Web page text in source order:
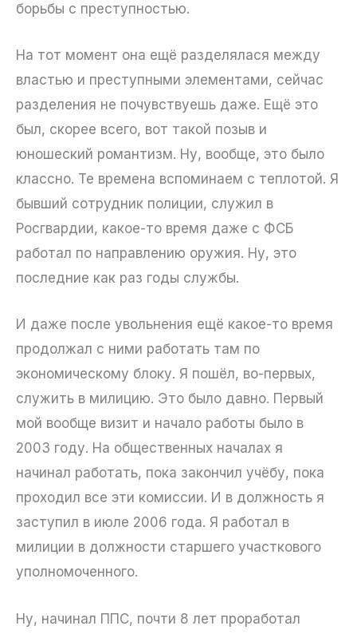
борьбы с преступностью.
На тот момент она ещё разделялася между
властью и преступными элементами, сейчас
разделения не почувствуешь даже. Ещё это
был, скорее всего, вот такой позыв и
юношеский романтизм. Ну, вообще, это было
классно. Те времена вспоминаем с теплотой. Я
бывший сотрудник полиции, служил в
Росгвардии, какое-то время даже с ФСБ
работал по направлению оружия. Ну, это
последние как раз годы службы.
И даже после увольнения ещё какое-то время
продолжал с ними работать там по
экономическому блоку. Я пошёл, во-первых,
служить в милицию. Это было давно. Первый
мой вообще визит и начало работы было в
2003 году. На общественных началах я
начинал работать, пока закончил учёбу, пока
проходил все эти комиссии. И в должность я
заступил в июле 2006 года. Я работал в
милиции в должности старшего участкового
уполномоченного.
Ну, начинал ППС, почти 8 лет проработал